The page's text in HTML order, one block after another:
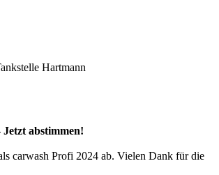
Hartmann
abstimmen!
carwash Profi 2024 ab. Vielen Dank für die